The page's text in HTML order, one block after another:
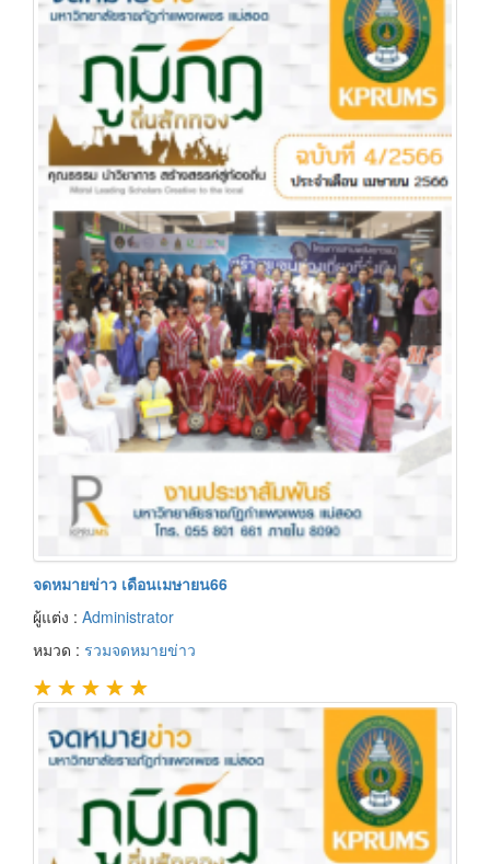
จดหมายข่าว เดือนเมษายน66
ผู้แต่ง : Administrator
หมวด : รวมจดหมายข่าว
★ ★ ★ ★ ★